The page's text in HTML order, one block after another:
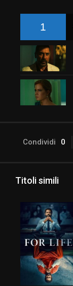
1
Condividi 0
Titoli simili